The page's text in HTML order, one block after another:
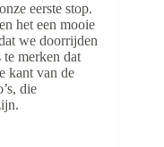
eerste stop.
het een mooie
we doorrijden
merken dat
kant van de
die